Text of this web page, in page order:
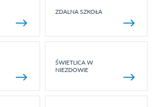
ZDALNA SZKOŁA
ŚWIETLICA W
NIEZDOWIE